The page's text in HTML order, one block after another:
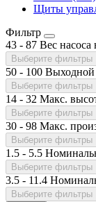
Щиты
Фильтр
43 - 87 Вес насоса
Выберите фильтры
50 - 100 Выходной
Выберите фильтры
14 - 32 Макс.
Выберите фильтры
30 - 98 Макс.
Выберите фильтры
1.5 - 5.5
Выберите фильтры
3.5 - 11.4
Выберите фильтры